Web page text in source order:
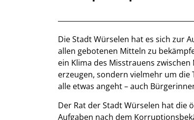
Beschreibung
Die Stadt Würselen hat es sich zur
allen gebotenen Mitteln zu
ein Klima des Misstrauens
erzeugen, sondern vielmehr um die
alle etwas angeht – auch
Der Rat der Stadt Würselen hat
Aufgaben nach dem